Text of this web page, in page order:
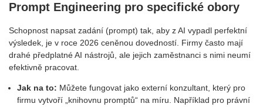
Prompt Engineering pro specifické obory
Schopnost napsat zadání (prompt) tak, aby z AI vypadl perfektní
výsledek, je v roce 2026 ceněnou dovedností. Firmy často mají
drahé předplatné AI nástrojů, ale jejich zaměstnanci s nimi neumí
efektivně pracovat.
Jak na to: Můžete fungovat jako externí konzultant, který pro
firmu vytvoří „knihovnu promptů“ na míru. Například pro právní